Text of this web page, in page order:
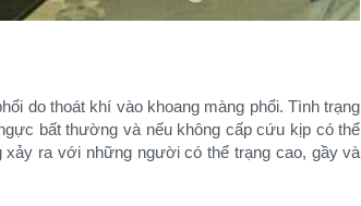
do thoát khí vào khoang màng phổi. Tình trạng
bất thường và nếu không cấp cứu kịp có thể
ra với những người có thể trạng cao, gầy và